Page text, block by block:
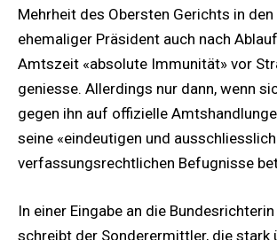
Mehrheit des Obersten Gerichts in den
ehemaliger Präsident auch nach
Amtszeit «absolute Immunität» vor
geniesse. Allerdings nur dann, wenn
gegen ihn auf offizielle
seine «eindeutigen und
verfassungsrechtlichen Befugnisse
In einer Eingabe an die
schreibt der Sonderermittler, die stark